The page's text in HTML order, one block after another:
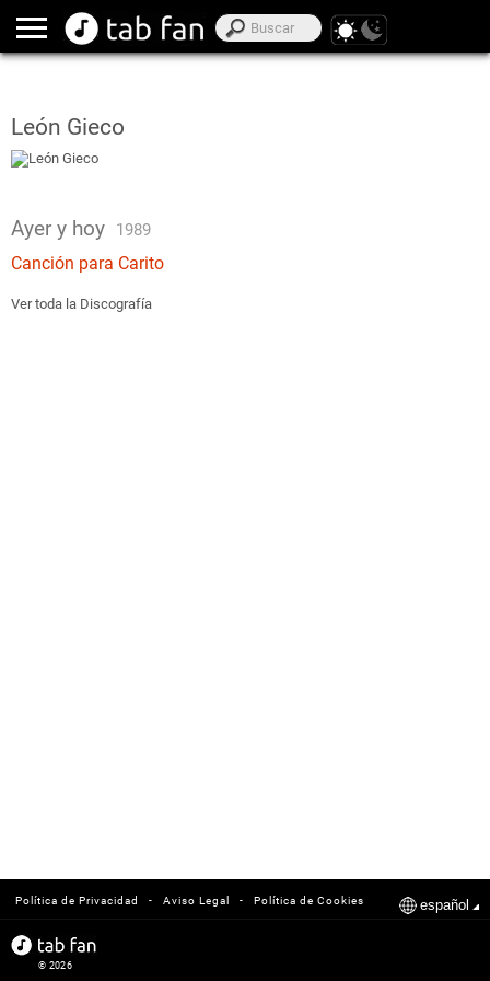
León Gieco
Ayer y hoy 1989
Canción para Carito
Ver toda la Discografía
Política de Cookies
-
Aviso Legal
-
Política de Privacidad español
© 2026